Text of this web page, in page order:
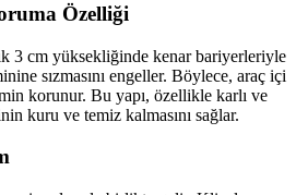
Özelliği
3 cm yüksekliğinde kenar bariyerleriyle
sızmasını engeller. Böylece, araç içi
korunur. Bu yapı, özellikle karlı ve
kuru ve temiz kalmasını sağlar.